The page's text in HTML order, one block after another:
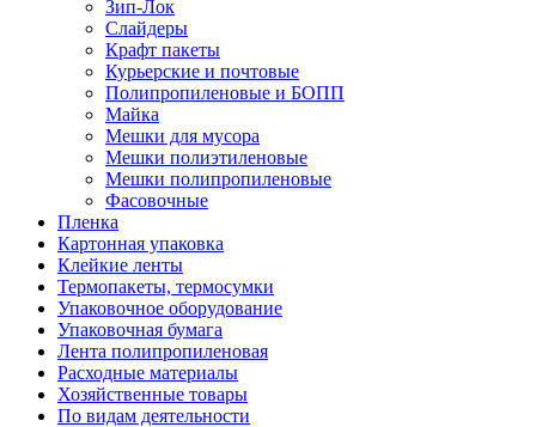
Зип-Лок
Слайдеры
Крафт пакеты
Курьерские и почтовые
Полипропиленовые и БОПП
Майка
Мешки для мусора
Мешки полиэтиленовые
Мешки полипропиленовые
Фасовочные
Пленка
Картонная упаковка
Клейкие ленты
Термопакеты, термосумки
Упаковочное оборудование
Упаковочная бумага
Лента полипропиленовая
Расходные материалы
Хозяйственные товары
По видам деятельности